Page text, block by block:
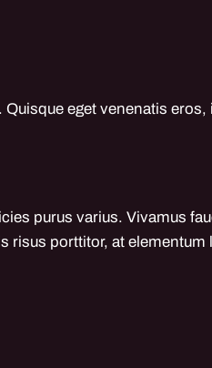
eget venenatis eros,
purus varius. Vivamus
risus porttitor, at elementum